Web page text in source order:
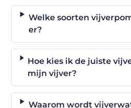
Welke soorten
er?
Hoe kies ik de juiste
mijn vijver?
Waarom wordt